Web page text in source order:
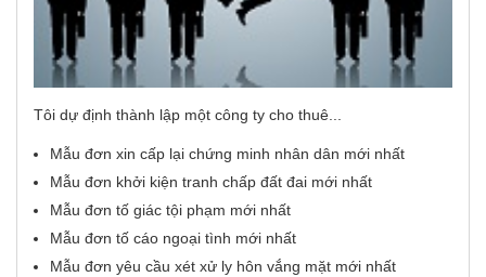
Tôi dự định thành lập một công ty cho thuê...
Mẫu đơn xin cấp lại chứng minh nhân dân mới nhất
Mẫu đơn khởi kiện tranh chấp đất đai mới nhất
Mẫu đơn tố giác tội phạm mới nhất
Mẫu đơn tố cáo ngoại tình mới nhất
Mẫu đơn yêu cầu xét xử ly hôn vắng mặt mới nhất